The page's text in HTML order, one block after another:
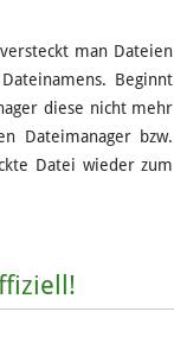
man Dateien
Beginnt
diese nicht mehr
Dateimanager bzw.
Datei wieder zum